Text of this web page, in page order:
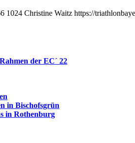
1024 Christine Waitz https://
der EC´ 22
in Bischofsgrün
in Rothenburg